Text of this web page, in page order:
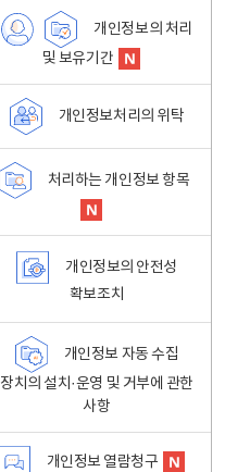
개인정보의 처리
및 보유기간
개인정보처리의 위탁
처리하는 개인정보 항목
개인정보의 안전성
확보조치
개인정보 자동 수집
장치의 설치·운영 및 거부에 관한
사항
개인정보 열람청구